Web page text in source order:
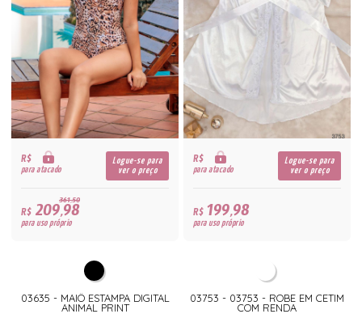
R$
para atacado
Logue-se para
ver o preço
361,50
R$209,98
para uso próprio
03635 - MAIÔ ESTAMPA DIGITAL
ANIMAL PRINT
R$
para atacado
Logue-se para
ver o preço
R$199,98
para uso próprio
03753 - 03753 - ROBE EM CETIM
COM RENDA